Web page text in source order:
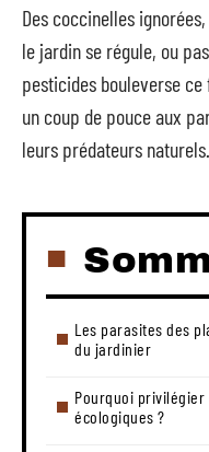
Des coccinelles
le jardin se régule, ou
pesticides bouleverse
un coup de pouce aux
leurs prédateurs naturels.
Les parasites des
du jardinier
Pourquoi
écologiques ?